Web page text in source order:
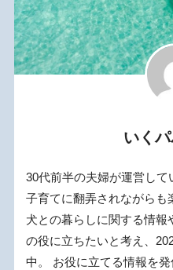
いく
30代前半の夫婦が運営し
子育てに翻弄されながらも
犬との暮らしに関する情
の役に立ちたいと考え、
中。 お役に立てる情報を